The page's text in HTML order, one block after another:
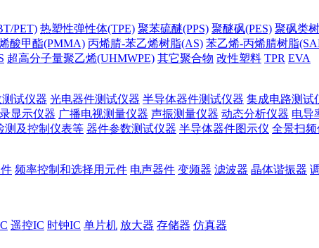
PET) 热塑性弹性体(TPE) 聚苯硫醚(PPS) 聚醚砜(PES) 聚砜类
酸甲酯(PMMA) 丙烯腈-苯乙烯树脂(AS) 苯乙烯-丙烯腈树脂
超高分子量聚乙烯(UHMWPE) 其它聚合物 改性塑料 TPR EVA
试仪器 光电器件测试仪器 半导体器件测试仪器 集成电路测试
显示仪器 广播电视测量仪器 声振测量仪器 动态分析仪器 电导
测及控制仪表等 器件参数测试仪器 半导体器件图示仪 全景扫频
频率控制和选择用元件 电声器件 变频器 滤波器 晶体谐振器
遥控IC 时钟IC 单片机 放大器 存储器 仿真器